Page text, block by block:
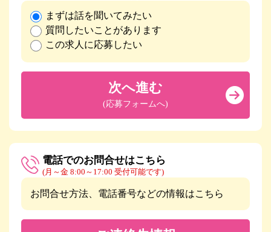
まずは話を聞いてみたい
質問したいことがあります
この求人に応募したい
次へ進む
(応募フォームへ)
電話でのお問合せはこちら
(月～金 8:00～17:00 受付可能です)
お問合せ方法、電話番号などの情報はこちら